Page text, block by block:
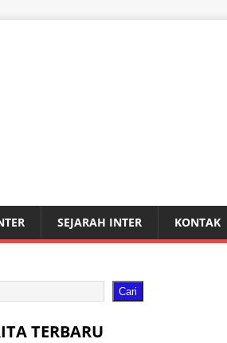
SEJARAH INTER KONTAK
Cari
TERBARU